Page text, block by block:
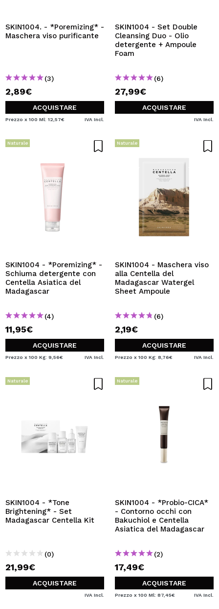
Creando un account su Maquibeauty.it potrai fare i tuoi
acquisti velocemente, controllare lo stato dei tuoi ordini e
consultare le tue operazioni precedenti.
CREARE UN ACCOUNT
SKIN1004. - *Poremizing* -
Maschera viso purificante
(3)
2,89€
ACQUISTARE
Prezzo x 100 Ml: 12,57€ IVA Incl.
SKIN1004 - Set Double
Cleansing Duo - Olio
detergente + Ampoule
Foam
(6)
27,99€
ACQUISTARE
IVA Incl.
Naturale
SKIN1004 - *Poremizing* -
Schiuma detergente con
Centella Asiatica del
Madagascar
(4)
11,95€
ACQUISTARE
Prezzo x 100 Kg: 9,56€ IVA Incl.
Naturale
SKIN1004 - Maschera viso
alla Centella del
Madagascar Watergel
Sheet Ampoule
(6)
2,19€
ACQUISTARE
Prezzo x 100 Kg: 8,76€ IVA Incl.
Naturale
SKIN1004 - *Tone
Brightening* - Set
Madagascar Centella Kit
(0)
21,99€
ACQUISTARE
IVA Incl.
Naturale
SKIN1004 - *Probio-CICA*
- Contorno occhi con
Bakuchiol e Centella
Asiatica del Madagascar
(2)
17,49€
ACQUISTARE
Prezzo x 100 Ml: 87,45€ IVA Incl.